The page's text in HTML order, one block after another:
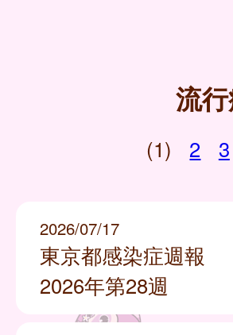
流
(1) 2 3
2026/07/17
東京都感染症週報
2026年第28週